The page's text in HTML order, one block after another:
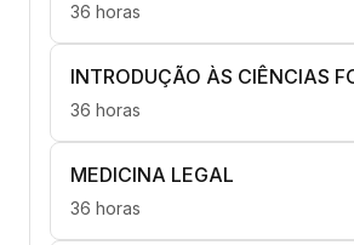
36 horas
INTRODUÇÃO ÀS CIÊNCIAS
36 horas
MEDICINA LEGAL
36 horas